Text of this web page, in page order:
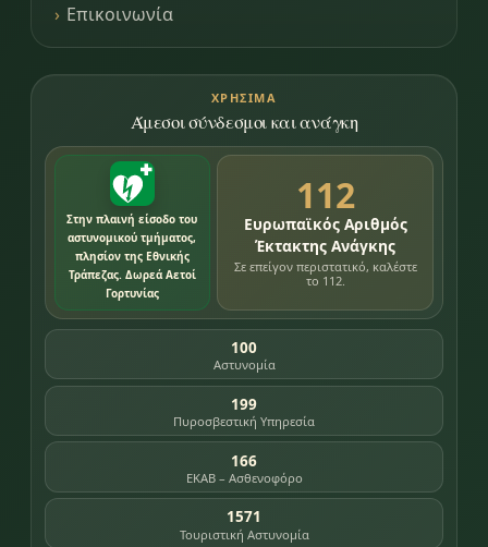
Επικοινωνία
ΧΡΉΣΙΜΑ
Άμεσοι σύνδεσμοι και ανάγκη
Στην πλαινή είσοδο του
αστυνομικού τμήματος,
πλησίον της Εθνικής
Τράπεζας. Δωρεά Αετοί
Γορτυνίας
112
Ευρωπαϊκός Αριθμός
Έκτακτης Ανάγκης
Σε επείγον περιστατικό, καλέστε
το 112.
100
Αστυνομία
199
Πυροσβεστική Υπηρεσία
166
ΕΚΑΒ – Ασθενοφόρο
1571
Τουριστική Αστυνομία